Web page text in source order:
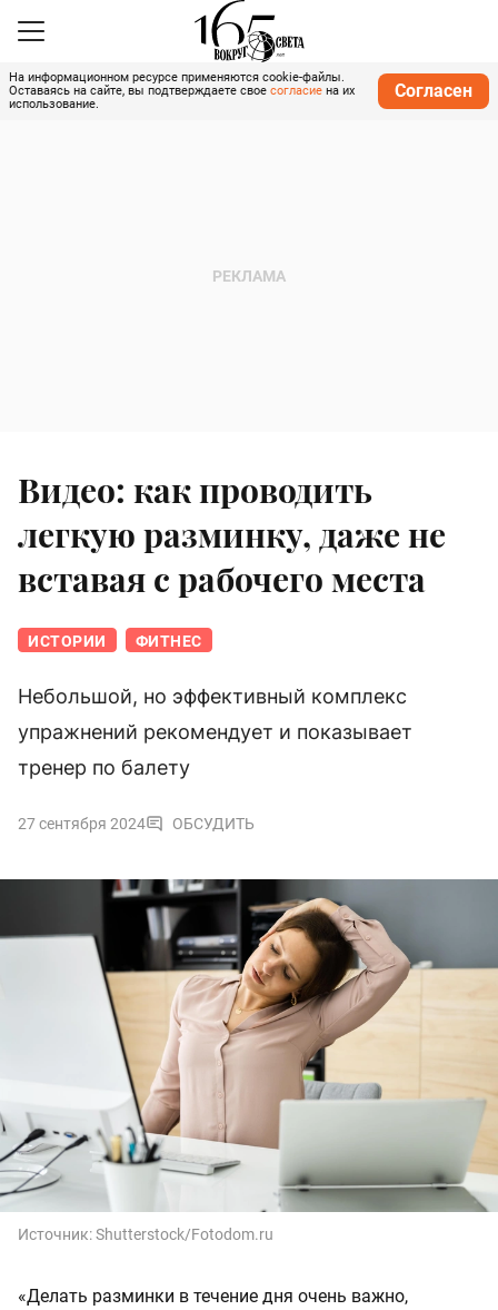
На информационном ресурсе применяются cookie-файлы.
Оставаясь на сайте, вы подтверждаете свое согласие на их
использование.
Согласен
Видео: как проводить
легкую разминку, даже не
вставая с рабочего места
ИСТОРИИ ФИТНЕС
Небольшой, но эффективный комплекс
упражнений рекомендует и показывает
тренер по балету
27 сентября 2024 ОБСУДИТЬ
Источник:Shutterstock/Fotodom.ru
«Делать разминки в течение дня очень важно,